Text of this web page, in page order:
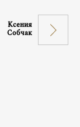
Ксения
Собчак